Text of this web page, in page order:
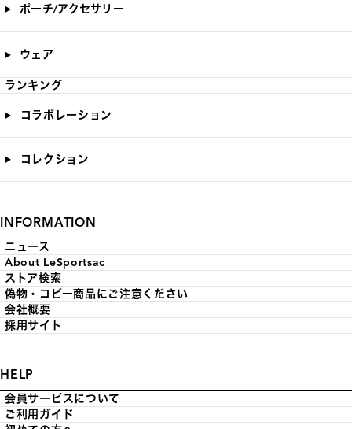
ポーチ/アクセサリー
ウェア
ランキング
コラボレーション
コレクション
INFORMATION
ニュース
About LeSportsac
ストア検索
偽物・コピー商品にご注意ください
会社概要
採用サイト
HELP
会員サービスについて
ご利用ガイド